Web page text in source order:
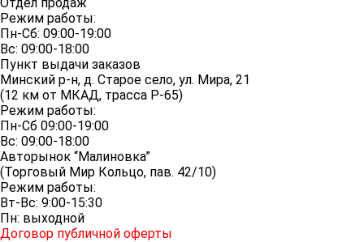
Режим работы:
Пн-Сб: 09:00-19:00
Вс: 09:00-18:00
Пункт выдачи заказов
Минский р-н, д. Старое село, ул. Мира, 21
(12 км от МКАД, трасса P-65)
Режим работы:
Пн-Сб 09:00-19:00
Вс: 09:00-18:00
Авторынок “Малиновка”
(Торговый Мир Кольцо, пав. 42/10)
Режим работы:
Вт-Вс: 9:00-15:30
Пн: выходной
Договор публичной оферты